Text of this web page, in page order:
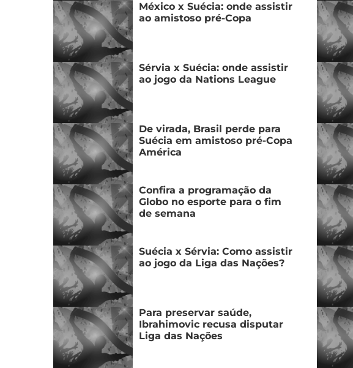
México x Suécia: onde assistir
ao amistoso pré-Copa
Sérvia x Suécia: onde assistir
ao jogo da Nations League
De virada, Brasil perde para
Suécia em amistoso pré-Copa
América
Confira a programação da
Globo no esporte para o fim
de semana
Suécia x Sérvia: Como assistir
ao jogo da Liga das Nações?
Para preservar saúde,
Ibrahimovic recusa disputar
Liga das Nações